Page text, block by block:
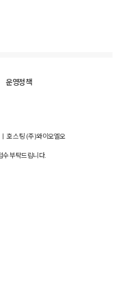
운영정책
호스팅 (주)와이오엘오
수 부탁드립니다.